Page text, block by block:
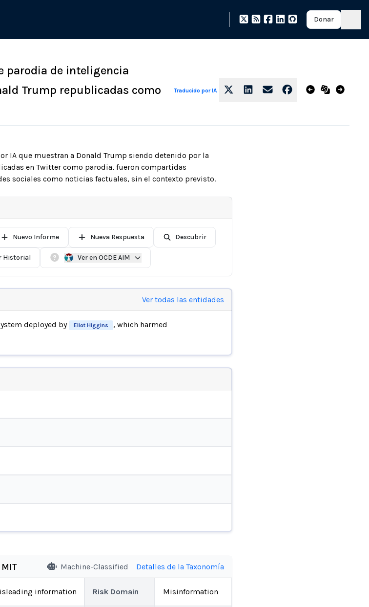
Donar
parodia de inteligencia
Trump republicadas como
Traducido por IA
IA que muestran a Donald Trump siendo detenido por la
en Twitter como parodia, fueron compartidas
sociales como noticias factuales, sin el contexto previsto.
Nuevo Informe Nueva Respuesta Descubrir
Historial Ver en OCDE AIM
Ver todas las entidades
deployed by Eliot Higgins , which harmed
Machine-Classified Detalles de la Taxonomía
information Risk Domain Misinformation